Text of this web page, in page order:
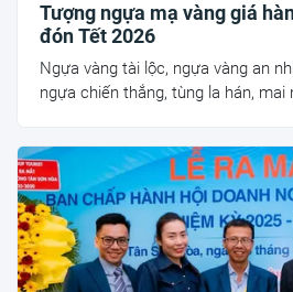
Tượng ngựa mạ vàng giá
đón Tết 2026
Ngựa vàng tài lộc, ngựa vàng an
ngựa chiến thắng, tùng la hán, mai